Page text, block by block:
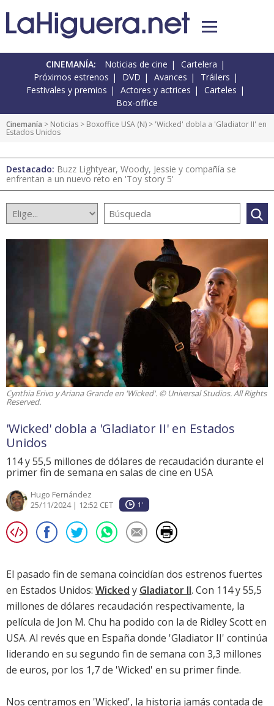
CINEMANÍA: Noticias de cine
Cartelera
Próximos estrenos
DVD Avances
Tráilers
Festivales y premios
Actores y actrices
Carteles
Box-office
Cinemanía > Noticias > Boxoffice USA (N) > 'Wicked' dobla a 'Gladiator II' en
Estados Unidos
Destacado: Buzz Lightyear, Woody, Jessie y compañía se
enfrentan a un nuevo reto en 'Toy story 5'
Cynthia Erivo y Ariana Grande en 'Wicked'. © Universal Studios. All Rights
Reserved.
'Wicked' dobla a 'Gladiator II' en Estados
Unidos
114 y 55,5 millones de dólares de recaudación durante el
primer fin de semana en salas de cine en USA
Hugo Fernández
25/11/2024 | 12:52 CET
1'
El pasado fin de semana coincidían dos estrenos fuertes
en Estados Unidos: Wicked y Gladiator II. Con 114 y 55,5
millones de dólares recaudación respectivamente, la
película de Jon M. Chu ha podido con la de Ridley Scott en
USA. Al revés que en España donde 'Gladiator II' continúa
liderando en su segundo fin de semana con 3,3 millones
de euros, por los 1,7 de 'Wicked' en su primer finde.
Nos centramos en 'Wicked', la historia jamás contada de